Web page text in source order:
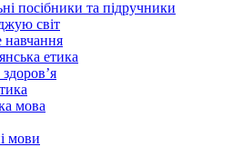
посібники та підручники
світ
навчання
етика
мова
мови